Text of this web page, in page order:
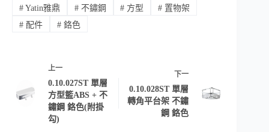
#Yatin雅鼎 #不鏽鋼 # 方型 # 置物架
#配件 #鉻色
上一
0.10.027ST 單層
方型籃ABS + 不
鏽鋼 鉻色(附掛
勾)
下一
0.10.028ST 單層
轉角平台架 不鏽
鋼 鉻色